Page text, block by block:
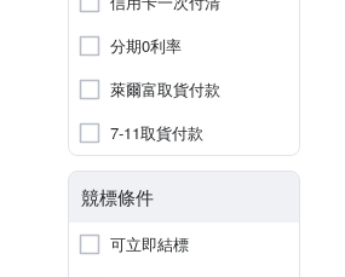
分期0利率
萊爾富取貨付款
7-11取貨付款
競標條件
可立即結標